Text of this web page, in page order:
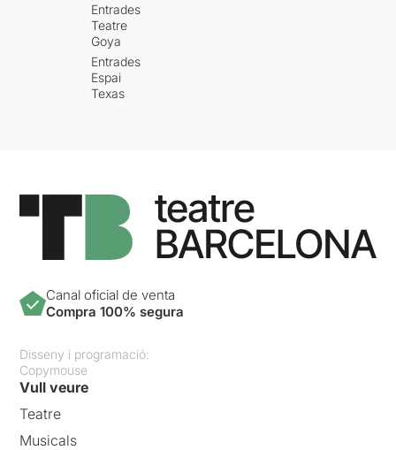
Entrades
Teatre
Goya
Entrades
Espai
Texas
Canal oficial de venta
Compra 100% segura
Disseny i programació:
Copymouse
Vull veure
Teatre
Musicals